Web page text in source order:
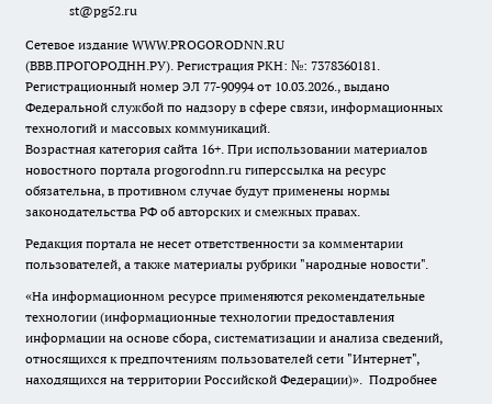
st@pg52.ru
Сетевое издание WWW.PROGORODNN.RU
(ВВВ.ПРОГОРОДНН.РУ). Регистрация РКН: №: 7378360181.
Регистрационный номер ЭЛ 77-90994 от 10.03.2026., выдано
Федеральной службой по надзору в сфере связи, информационных
технологий и массовых коммуникаций.
Возрастная категория сайта 16+. При использовании материалов
новостного портала progorodnn.ru гиперссылка на ресурс
обязательна, в противном случае будут применены нормы
законодательства РФ об авторских и смежных правах.
Редакция портала не несет ответственности за комментарии
пользователей, а также материалы рубрики "народные новости".
«На информационном ресурсе применяются рекомендательные
технологии (информационные технологии предоставления
информации на основе сбора, систематизации и анализа сведений,
относящихся к предпочтениям пользователей сети "Интернет",
находящихся на территории Российской Федерации)». Подробнее